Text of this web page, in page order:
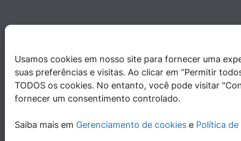
Usamos cookies em nosso site para fornecer uma
suas preferências e visitas. Ao clicar em “Permitir
TODOS os cookies. No entanto, você pode visitar
fornecer um consentimento controlado.
Saiba mais em Gerenciamento de cookies e Política